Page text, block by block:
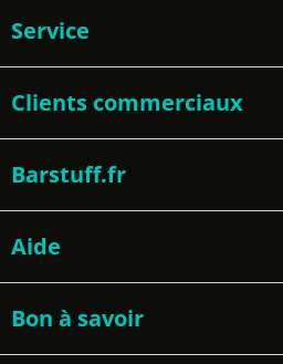
Service
Clients commerciaux
Barstuff.fr
Aide
Bon à savoir